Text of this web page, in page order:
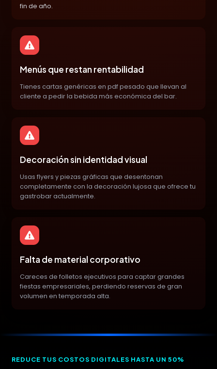
fin de año.
Menús que restan rentabilidad
Tienes cartas genéricas en pdf pesado que llevan al
cliente a pedir la bebida más económica del bar.
Decoración sin identidad visual
Usas flyers y piezas gráficas que desentonan
completamente con la decoración lujosa que ofrece tu
gastrobar actualmente.
Falta de material corporativo
Careces de folletos ejecutivos para captar grandes
fiestas empresariales, perdiendo reservas de gran
volumen en temporada alta.
REDUCE TUS COSTOS DIGITALES HASTA UN 50%